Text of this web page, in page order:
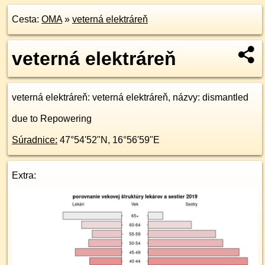
Cesta: OMA» veterná elektráreň
veterná elektráreň
veterná elektráreň: veterná elektráreň, názvy: dismantled
due to Repowering
Súradnice: 47°54'52"N , 16°56'59"E
Extra: